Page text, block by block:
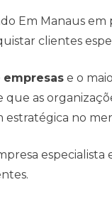
Em Manaus
clientes
empresas e o
que as
estratégica no
especialista